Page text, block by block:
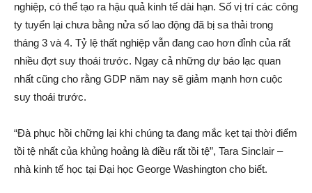
nghiệp, có thể tạo ra hậu quả kinh tế dài hạn. Số vị trí các công
ty tuyển lại chưa bằng nửa số lao động đã bị sa thải trong
tháng 3 và 4. Tỷ lệ thất nghiệp vẫn đang cao hơn đỉnh của rất
nhiều đợt suy thoái trước. Ngay cả những dự báo lạc quan
nhất cũng cho rằng GDP năm nay sẽ giảm mạnh hơn cuộc
suy thoái trước.
“Đà phục hồi chững lại khi chúng ta đang mắc kẹt tại thời điểm
tồi tệ nhất của khủng hoảng là điều rất tồi tệ”, Tara Sinclair –
nhà kinh tế học tại Đại học George Washington cho biết.